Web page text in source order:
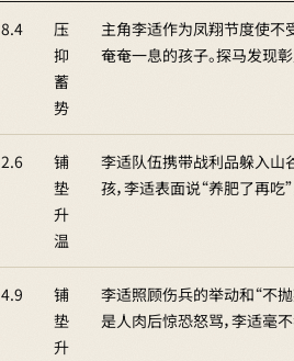
8.4
压
抑
蓄
势
主角李适作为凤翔节度使不
奄奄一息的孩子。探马发现
2.6
铺
垫
升
温
李适队伍携带战利品躲入山
孩，李适表面说“养肥了再吃
4.9
铺
垫
升
李适照顾伤兵的举动和“不
是人肉后惊恐怒骂，李适毫